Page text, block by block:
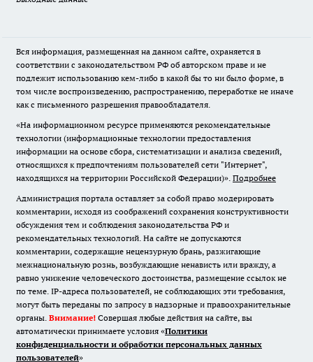
Вся информация, размещенная на данном сайте, охраняется в
соответствии с законодательством РФ об авторском праве и не
подлежит использованию кем-либо в какой бы то ни было форме, в
том числе воспроизведению, распространению, переработке не иначе
как с письменного разрешения правообладателя.
«На информационном ресурсе применяются рекомендательные
технологии (информационные технологии предоставления
информации на основе сбора, систематизации и анализа сведений,
относящихся к предпочтениям пользователей сети "Интернет",
находящихся на территории Российской Федерации)». Подробнее
Администрация портала оставляет за собой право модерировать
комментарии, исходя из соображений сохранения конструктивности
обсуждения тем и соблюдения законодательства РФ и
рекомендательных технологий. На сайте не допускаются
комментарии, содержащие нецензурную брань, разжигающие
межнациональную рознь, возбуждающие ненависть или вражду, а
равно унижение человеческого достоинства, размещение ссылок не
по теме. IP-адреса пользователей, не соблюдающих эти требования,
могут быть переданы по запросу в надзорные и правоохранительные
органы. Внимание! Совершая любые действия на сайте, вы
автоматически принимаете условия «Политики
конфиденциальности и обработки персональных данных
пользователей»